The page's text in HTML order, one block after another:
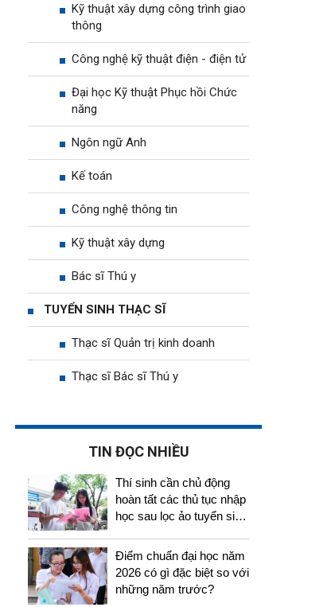
Kỹ thuật xây dựng công trình giao
thông
Công nghệ kỹ thuật điện - điện tử
Đại học Kỹ thuật Phục hồi Chức
năng
Ngôn ngữ Anh
Kế toán
Công nghệ thông tin
Kỹ thuật xây dựng
Bác sĩ Thú y
TUYỂN SINH THẠC SĨ
Thạc sĩ Quản trị kinh doanh
Thạc sĩ Bác sĩ Thú y
TIN ĐỌC NHIỀU
Thí sinh cần chủ động
hoàn tất các thủ tục nhập
học sau lọc ảo tuyển sinh
Điểm chuẩn đại học năm
2026 có gì đặc biệt so với
những năm trước?